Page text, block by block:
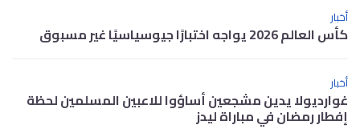
أخبار
كأس العالم 2026 يواجه اختبارًا جيوسياسيًا غير مسبوق
أخبار
غوارديولا يدين مشجعين أساؤوا للاعبين المسلمين لحظة
إفطار رمضان في مباراة ليدز